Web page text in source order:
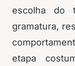
escolha do
gramatura,
etapa